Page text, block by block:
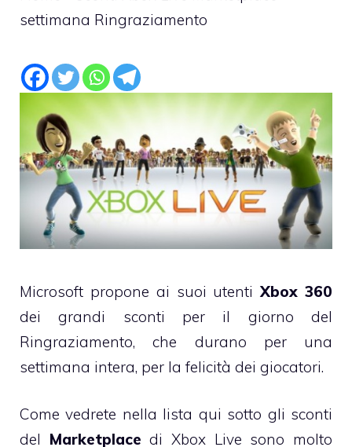
settimana Ringraziamento
Microsoft propone ai suoi utentiXbox 360
dei grandi sconti per il giorno del
Ringraziamento, che durano per una
settimana intera, per la felicità dei giocatori.
Come vedrete nella lista qui sotto gli sconti
del Marketplace di Xbox Live sono molto